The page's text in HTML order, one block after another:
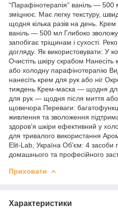
“Парафінотерапія” ваніль —
зміцнює. Має легку текстуру,
щодня кілька разів на день. Крем
ваніль — 500 мл Глибоко
запобігає тріщинам і сухості.
догляду. Як використовувати: У
Очистіть шкіру скрабом
або холодну парафінотерапію
нанесіть крем для рук або ніг
тиждень Крем-маска — щодня
для рук — щодня після миття
щовечора Переваги:
живлення та зволоження
здоров’я шкіри ефективний у
для тривалого використання
Elit-Lab, Україна Об’єм: 4
домашнього та професійного
Приховати
Характеристики